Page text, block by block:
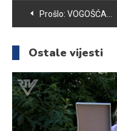
Navigacija
članaka
Prošlo: VOGOŠĆANI I DALJE U BORBI ZA TITULU – POBJEDA PROTIV MAGLAJA U 4.KOLU LIGE ZA PRVAKA BIH U RUKOMETU
Ostale vijesti